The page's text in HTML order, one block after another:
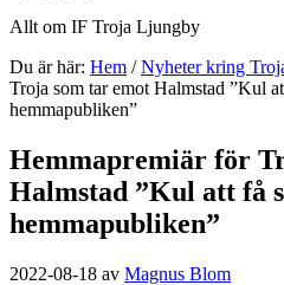
Allt om IF Troja Ljungby
Du är här: Hem / Nyheter kring
Troja som tar emot Halmstad ”Kul
hemmapubliken”
Hemmapremiär för
Halmstad ”Kul att få
hemmapubliken”
2022-08-18 av Magnus Blom